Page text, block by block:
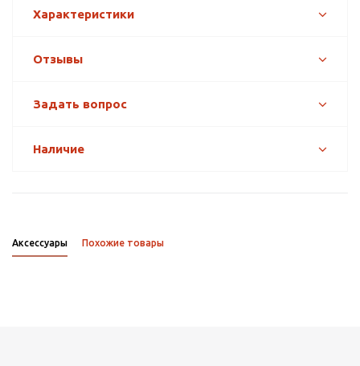
Характеристики
Отзывы
Задать вопрос
Наличие
Аксессуары Похожие товары